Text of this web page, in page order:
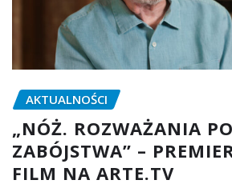
AKTUALNOŚCI
„NÓŻ. ROZWAŻANIA
ZABÓJSTWA” –
FILM NA ARTE.TV